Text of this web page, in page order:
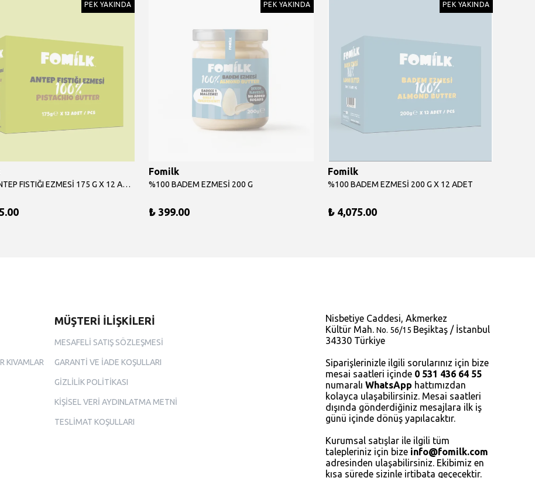
PEK YAKINDA
%100 ANTEP FISTIĞI EZMESİ 175 G X 12 ADET
PEK YAKINDA
Fomilk
%100 BADEM EZMESİ 200 G
₺ 399.00
PEK YAKINDA
Fomilk
%100 BADEM EZMESİ 200 G X 12 ADET
₺ 4,075.00
KIVAMLAR
MÜŞTERİ İLİŞKİLERİ
MESAFELİ SATIŞ SÖZLEŞMESİ
GARANTİ VE İADE KOŞULLARI
GİZLİLİK POLİTİKASI
KİŞİSEL VERİ AYDINLATMA METNİ
TESLİMAT KOŞULLARI
Nisbetiye Caddesi, Akmerkez
Kültür Mah. No. 56/15 Beşiktaş / İstanbul
34330 Türkiye
Siparişlerinizle ilgili sorularınız için bize
mesai saatleri içinde 0 531 436 64 55
numaralı WhatsApp hattımızdan
kolayca ulaşabilirsiniz. Mesai saatleri
dışında gönderdiğiniz mesajlara ilk iş
günü içinde dönüş yapılacaktır.
Kurumsal satışlar ile ilgili tüm
talepleriniz için bize info@fomilk.com
adresinden ulaşabilirsiniz. Ekibimiz en
kısa sürede sizinle irtibata geçecektir.